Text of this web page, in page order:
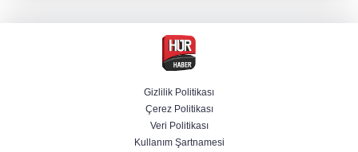
MGK toplanıyor: Ana gündem Terörsüz
MGK toplantısı sona erdi, 8 maddelik bildiri
yayımlandı
Gizlilik Politikası
Çerez Politikası
Veri Politikası
Kullanım Şartnamesi